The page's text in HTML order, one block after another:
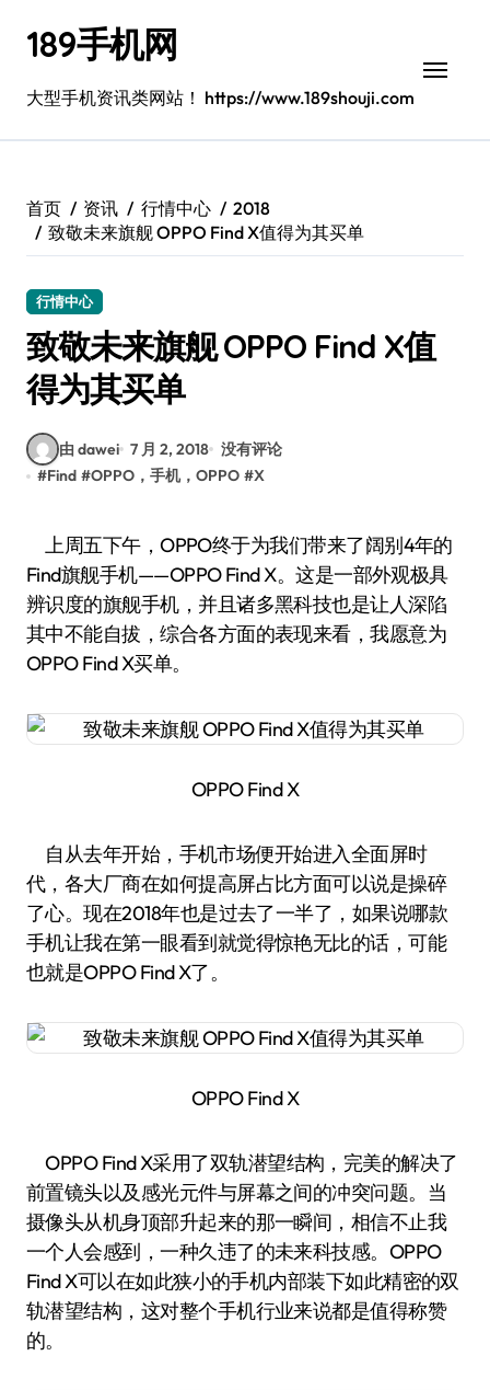
189手机网
大型手机资讯类网站！ https://www.189shouji.com
首页 资讯 行情中心
2018
致敬未来旗舰 OPPO Find X值得为其买单
行情中心
致敬未来旗舰 OPPO Find X值
得为其买单
由 dawei 7 月 2, 2018 没有评论
#Find #OPPO，手机，OPPO #X
上周五下午，OPPO终于为我们带来了阔别4年的
Find旗舰手机——OPPO Find X。这是一部外观极具
辨识度的旗舰手机，并且诸多黑科技也是让人深陷
其中不能自拔，综合各方面的表现来看，我愿意为
OPPO Find X买单。
OPPO Find X
自从去年开始，手机市场便开始进入全面屏时
代，各大厂商在如何提高屏占比方面可以说是操碎
了心。现在2018年也是过去了一半了，如果说哪款
手机让我在第一眼看到就觉得惊艳无比的话，可能
也就是OPPO Find X了。
OPPO Find X
OPPO Find X采用了双轨潜望结构，完美的解决了
前置镜头以及感光元件与屏幕之间的冲突问题。当
摄像头从机身顶部升起来的那一瞬间，相信不止我
一个人会感到，一种久违了的未来科技感。OPPO
Find X可以在如此狭小的手机内部装下如此精密的双
轨潜望结构，这对整个手机行业来说都是值得称赞
的。